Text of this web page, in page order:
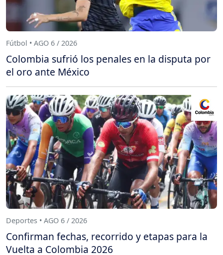
Fútbol • AGO 6 / 2026
Colombia sufrió los penales en la disputa por
el oro ante México
Deportes • AGO 6 / 2026
Confirman fechas, recorrido y etapas para la
Vuelta a Colombia 2026